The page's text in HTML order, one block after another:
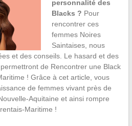
personnalité des
Blacks ? Pour
rencontrer ces
femmes Noires
Saintaises, nous
et des conseils. Le hasard et des
de Rencontrer une Black
! Grâce à cet article, vous
de femmes vivant près de
Aquitaine et ainsi rompre
Maritime !